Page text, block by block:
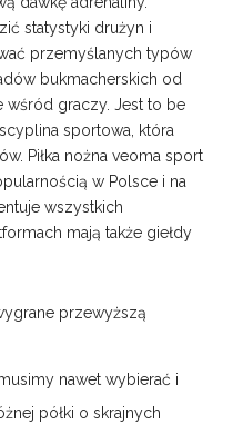
statystyki drużyn i
przemyślanych typów
bukmacherskich od
wśród graczy. Jest to be
sportowa, która
Piłka nożna veoma sport
w Polsce i na
wszystkich
mają także giełdy
przewyższą
nawet wybierać i
półki o skrajnych